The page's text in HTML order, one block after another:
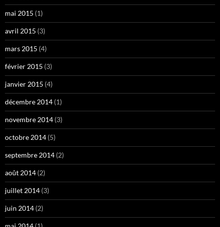
mai 2015 (1)
avril 2015 (3)
mars 2015 (4)
février 2015 (3)
janvier 2015 (4)
décembre 2014 (1)
novembre 2014 (3)
octobre 2014 (5)
septembre 2014 (2)
août 2014 (2)
juillet 2014 (3)
juin 2014 (2)